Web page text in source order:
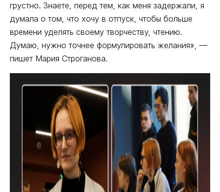
грустно. Знаете, перед тем, как меня задержали, я
думала о том, что хочу в отпуск, чтобы больше
времени уделять своему творчеству, чтению.
Думаю, нужно точнее формулировать желания», —
пишет Мария Строганова.